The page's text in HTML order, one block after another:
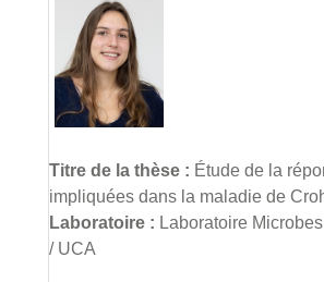
Titre de la thèse : Étude de la
impliquées dans la maladie de
Laboratoire : Laboratoire
/ UCA